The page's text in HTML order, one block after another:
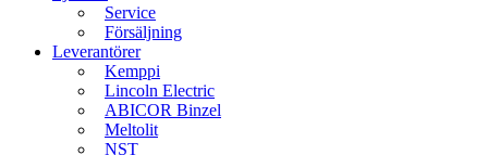
Service
Försäljning
Leverantörer
Kemppi
Lincoln Electric
ABICOR Binzel
Meltolit
NST